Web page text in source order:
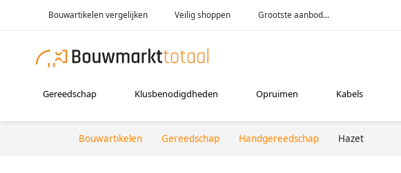
Bouwartikelen vergelijken Veilig shoppen Grootste aanbod...
Gereedschap Klusbenodigdheden Opruimen Kabels
Bouwartikelen Gereedschap Handgereedschap Hazet